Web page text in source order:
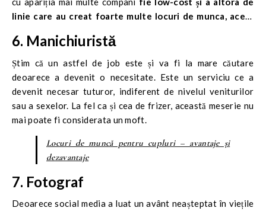
linie care au creat foarte multe locuri de munca, acest
6. Manichiuristă
Știm că un astfel de job este și va fi la mare căutare
deoarece a devenit o necesitate. Este un serviciu ce a
devenit necesar tuturor, indiferent de nivelul veniturilor
sau a sexelor. La fel ca și cea de frizer, această meserie nu
mai poate fi considerata un moft.
Locuri de muncă pentru cupluri – avantaje și
dezavantaje
7. Fotograf
Deoarece social media a luat un avânt neașteptat în viețile